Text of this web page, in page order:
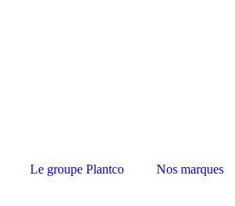
Le groupe Plantco Nos marques